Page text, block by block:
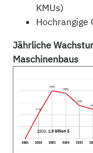
KMUs)
Hochrangige
Jährliche
Maschinenbaus